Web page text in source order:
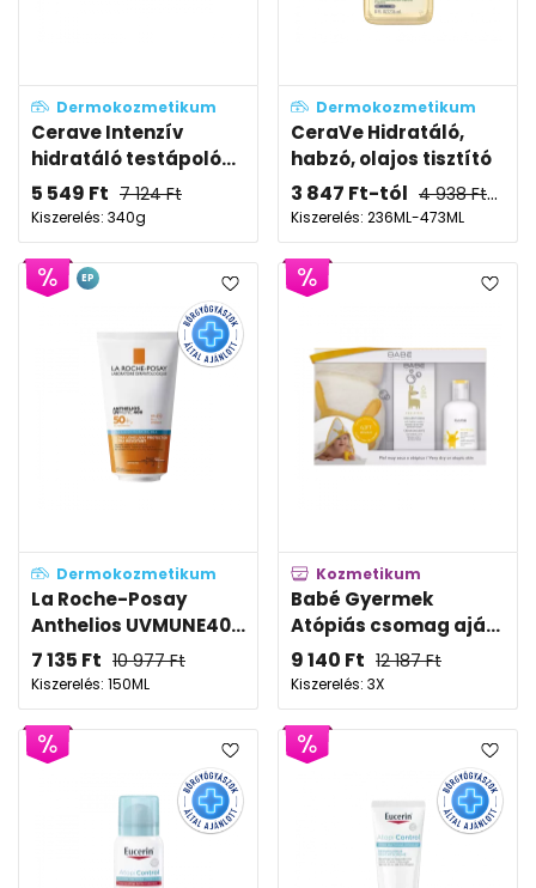
Dermokozmetikum
Cerave Intenzív
hidratáló testápoló...
5 549 Ft 7 124Ft
Kiszerelés: 340g
Dermokozmetikum
CeraVe Hidratáló,
habzó, olajos tisztító
3 847 Ft-tól 4 938Ft-tól
Kiszerelés: 236ML-473ML
Dermokozmetikum
La Roche-Posay
Anthelios UVMUNE40...
7 135 Ft 10 977Ft
Kiszerelés: 150ML
EP
Kozmetikum
Babé Gyermek
Atópiás csomag ajá...
9 140 Ft 12 187Ft
Kiszerelés: 3X